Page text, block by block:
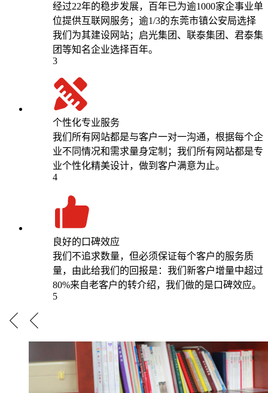
经过22年的稳步发展，百年已为逾1000家企事业单
位提供互联网服务；逾1/3的东莞市镇公安局选择
我们为其建设网站；启光集团、联泰集团、君泰集
团等知名企业选择百年。
3
个性化专业服务
我们所有网站都是与客户一对一沟通，根据每个企
业不同情况和需求量身定制；我们所有网站都是专
业个性化精美设计，做到客户满意为止。
4
良好的口碑效应
我们不追求数量，但必须保证每个客户的服务质
量，由此给我们的回报是：我们新客户增量中超过
80%来自老客户的转介绍，我们做的是口碑效应。
5